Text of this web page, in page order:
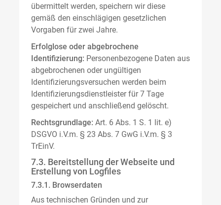
übermittelt werden, speichern wir diese
gemäß den einschlägigen gesetzlichen
Vorgaben für zwei Jahre.
Erfolglose oder abgebrochene
Identifizierung: Personenbezogene Daten aus
abgebrochenen oder ungültigen
Identifizierungsversuchen werden beim
Identifizierungsdienstleister für 7 Tage
gespeichert und anschließend gelöscht.
Rechtsgrundlage: Art. 6 Abs. 1 S. 1 lit. e)
DSGVO i.V.m. § 23 Abs. 7 GwG i.V.m. § 3
TrEinV.
7.3. Bereitstellung der Webseite und
Erstellung von Logfiles
7.3.1. Browserdaten
Aus technischen Gründen und zur